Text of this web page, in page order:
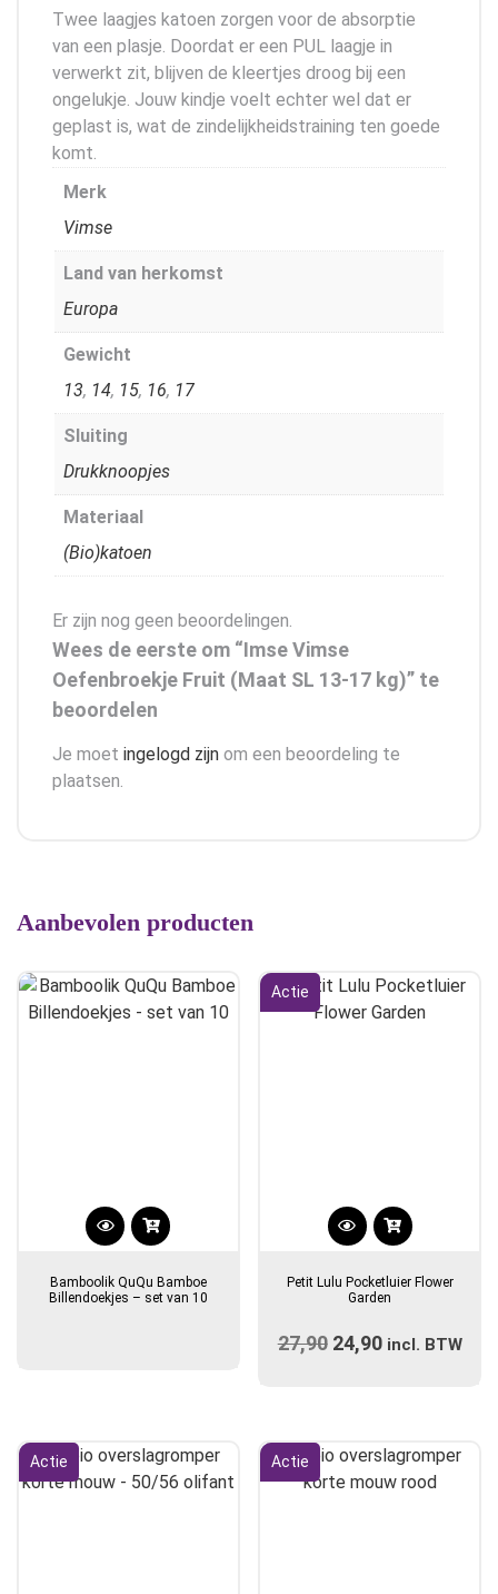
Twee laagjes katoen zorgen voor de absorptie
van een plasje. Doordat er een PUL laagje in
verwerkt zit, blijven de kleertjes droog bij een
ongelukje. Jouw kindje voelt echter wel dat er
geplast is, wat de zindelijkheidstraining ten goede
komt.
Merk
Vimse
Land van herkomst
Europa
Gewicht
13, 14, 15, 16, 17
Sluiting
Drukknoopjes
Materiaal
(Bio)katoen
Er zijn nog geen beoordelingen.
Wees de eerste om “Imse Vimse
Oefenbroekje Fruit (Maat SL 13-17 kg)” te
beoordelen
Je moet ingelogd zijn om een beoordeling te
plaatsen.
Aanbevolen producten
Bamboolik QuQu Bamboe
Billendoekjes – set van 10
Actie
Dit
heeft
variaties.
gekozen
worden
Petit Lulu Pocketluier Flower
Garden
27,90 Oorspronkelijke
24,90Huidige
incl. BTW
Actie Actie